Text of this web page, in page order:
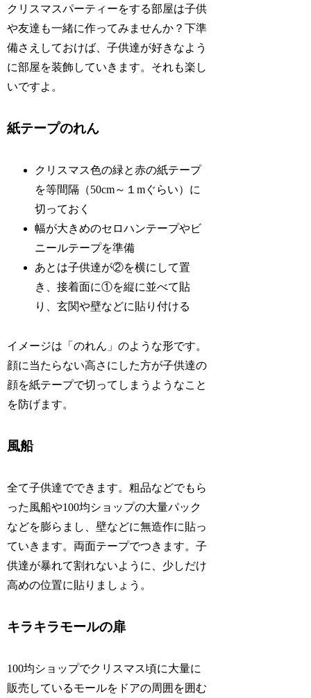
クリスマスパーティーをする部屋は子供
や友達も一緒に作ってみませんか？下準
備さえしておけば、子供達が好きなよう
に部屋を装飾していきます。それも楽し
いですよ。
紙テープのれん
クリスマス色の緑と赤の紙テープ
を等間隔（50cm～１mぐらい）に
切っておく
幅が大きめのセロハンテープやビ
ニールテープを準備
あとは子供達が②を横にして置
き、接着面に①を縦に並べて貼
り、玄関や壁などに貼り付ける
イメージは「のれん」のような形です。
顔に当たらない高さにした方が子供達の
顔を紙テープで切ってしまうようなこと
を防げます。
風船
全て子供達でできます。粗品などでもら
った風船や100均ショップの大量パック
などを膨らまし、壁などに無造作に貼っ
ていきます。両面テープでつきます。子
供達が暴れて割れないように、少しだけ
高めの位置に貼りましょう。
キラキラモールの扉
100均ショップでクリスマス頃に大量に
販売しているモールをドアの周囲を囲む